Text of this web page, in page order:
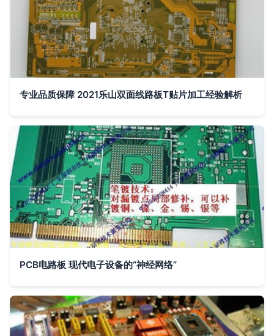
专业品质保障 2021乐山双面线路板T贴片加工经验解析
PCB电路板 现代电子设备的“神经网络”